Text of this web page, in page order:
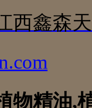
西鑫森
物精油,